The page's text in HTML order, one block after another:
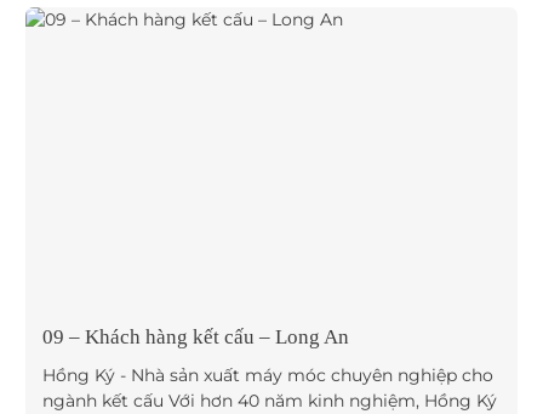
09 – Khách hàng kết cấu – Long An
Hồng Ký - Nhà sản xuất máy móc chuyên nghiệp cho
ngành kết cấu Với hơn 40 năm kinh nghiệm, Hồng Ký